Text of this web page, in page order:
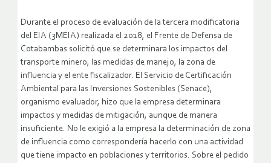
Durante el proceso de evaluación de la tercera modificatoria
del EIA (3MEIA) realizada el 2018, el Frente de Defensa de
Cotabambas solicitó que se determinara los impactos del
transporte minero, las medidas de manejo, la zona de
influencia y el ente fiscalizador. El Servicio de Certificación
Ambiental para las Inversiones Sostenibles (Senace),
organismo evaluador, hizo que la empresa determinara
impactos y medidas de mitigación, aunque de manera
insuficiente. No le exigió a la empresa la determinación de zona
de influencia como correspondería hacerlo con una actividad
que tiene impacto en poblaciones y territorios. Sobre el pedido